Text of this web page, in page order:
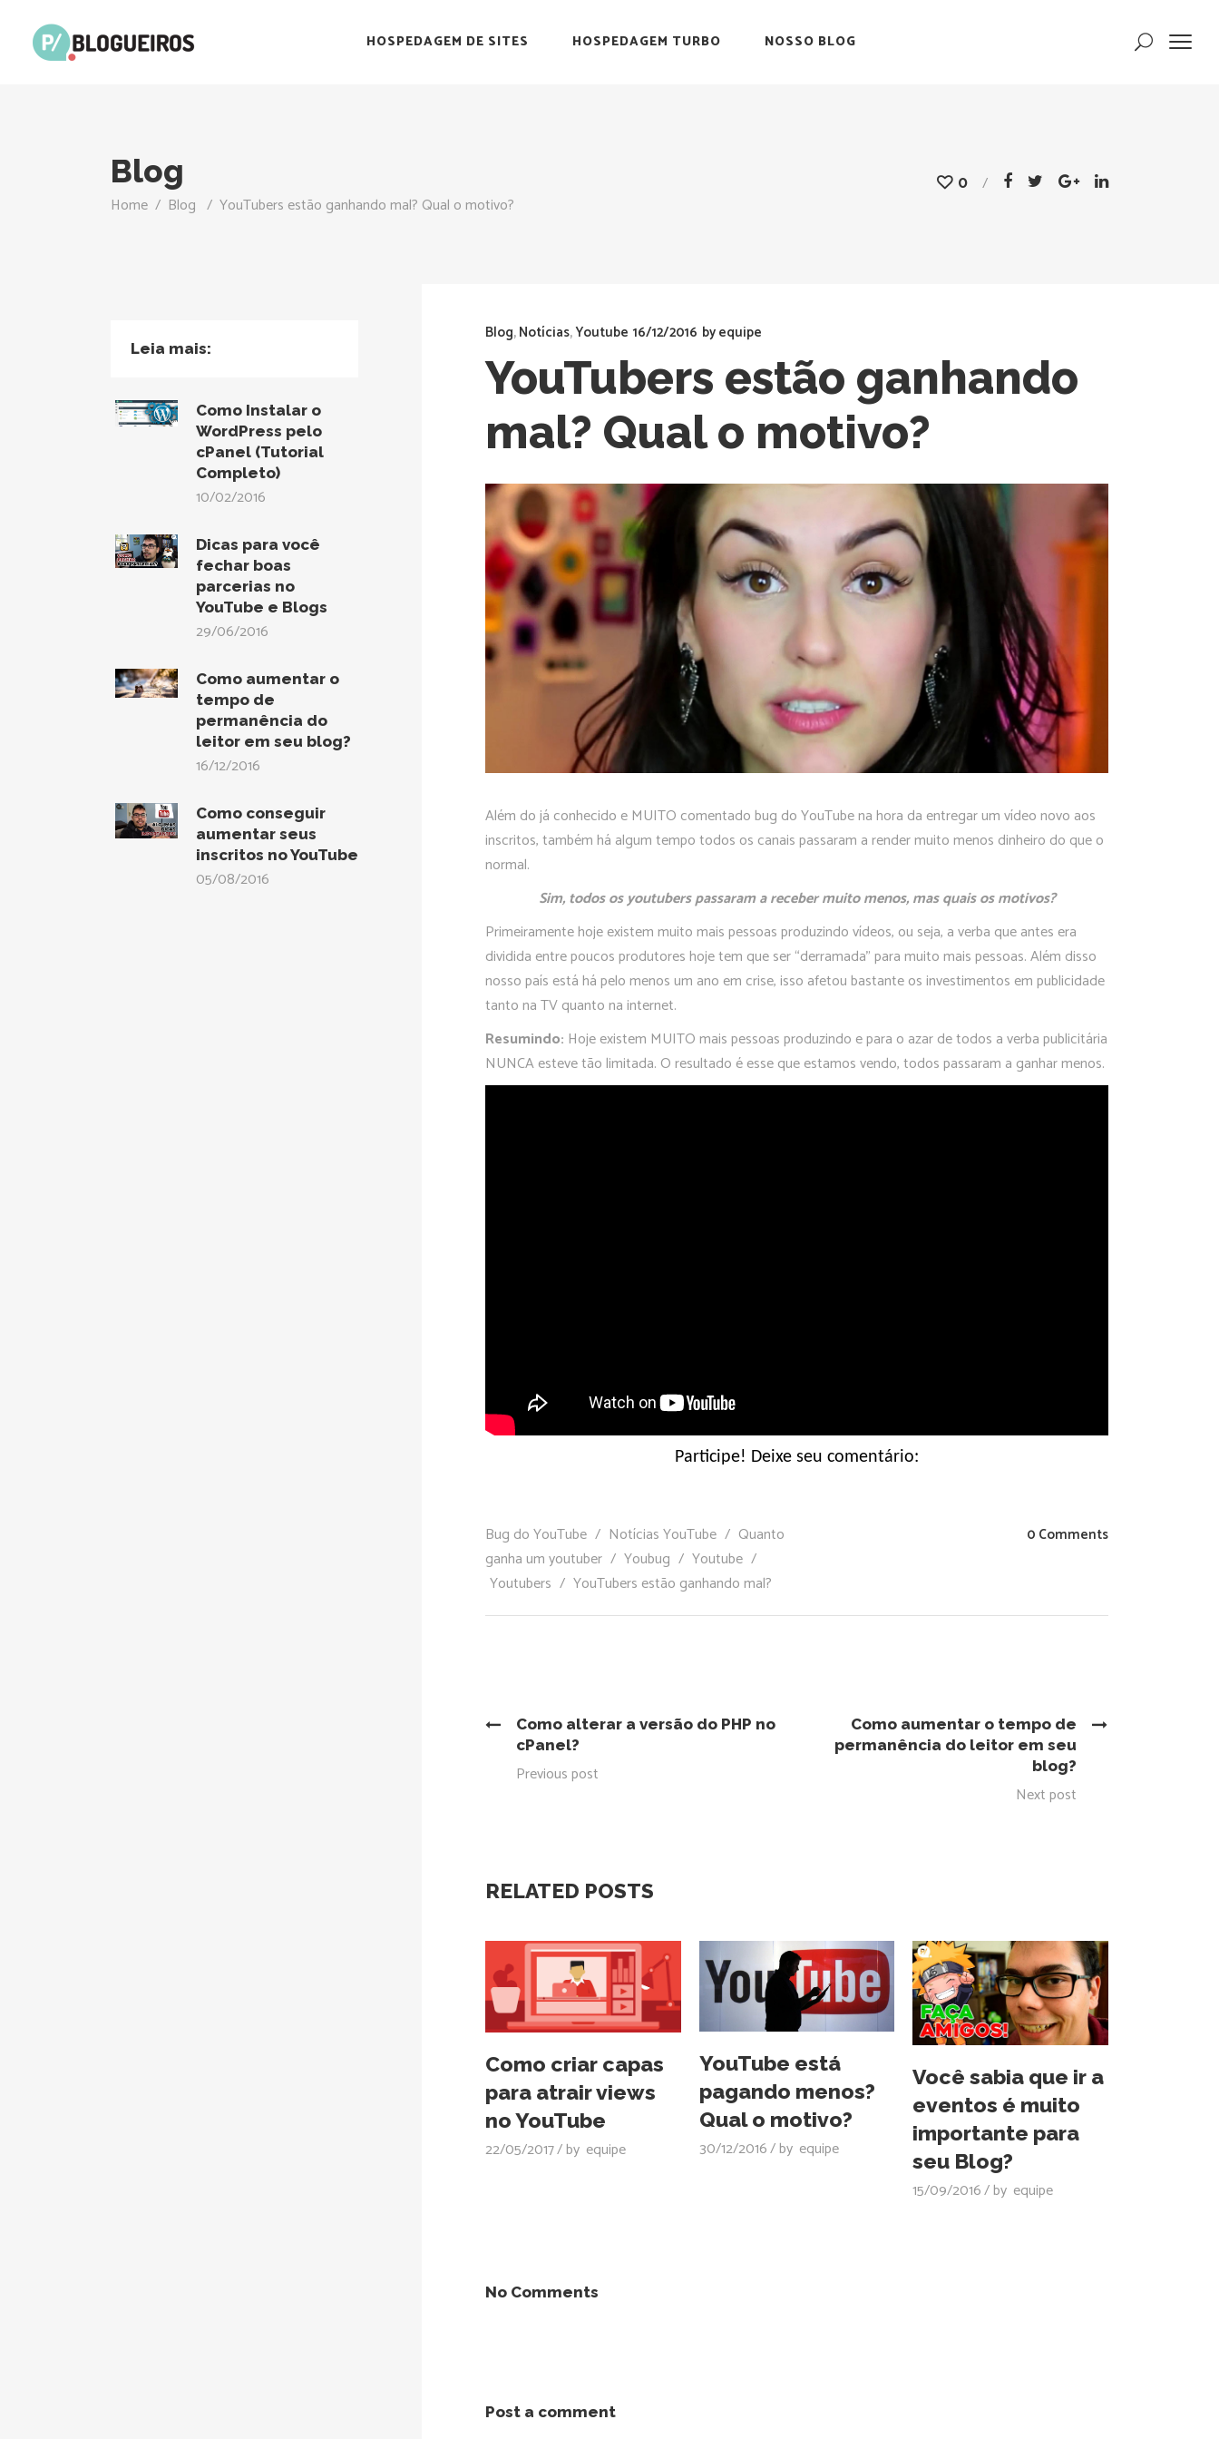
HOSPEDAGEM DE SITES HOSPEDAGEM TURBO NOSSO BLOG
Blog
Home / Blog / YouTubers estão ganhando mal? Qual o motivo?
0
Blog,Notícias,Youtube 16/12/2016 byequipe
YouTubers estão ganhando
mal? Qual o motivo?
Além do já conhecido e MUITO comentado bug do YouTube na hora da entregar um vídeo novo aos
inscritos, também há algum tempo todos os canais passaram a render muito menos dinheiro do que o
normal.
Sim, todos os youtubers passaram a receber muito menos, mas quais os motivos?
Primeiramente hoje existem muito mais pessoas produzindo vídeos, ou seja, a verba que antes era
dividida entre poucos produtores hoje tem que ser “derramada” para muito mais pessoas. Além disso
nosso país está há pelo menos um ano em crise, isso afetou bastante os investimentos em publicidade
tanto na TV quanto na internet.
Resumindo: Hoje existem MUITO mais pessoas produzindo e para o azar de todos a verba publicitária
NUNCA esteve tão limitada. O resultado é esse que estamos vendo, todos passaram a ganhar menos.
Participe! Deixe seu comentário:
Bug do YouTube / Notícias YouTube / Quanto
ganha um youtuber / Youbug / Youtube /
Youtubers / YouTubers estão ganhando mal?
0 Comments
Como alterar a versão do PHP no
cPanel?
Previous post
Como aumentar o tempo de
permanência do leitor em seu
blog?
Next post
RELATED POSTS
Como criar capas
para atrair views
no YouTube
22/05/2017 by equipe
YouTube está
pagando menos?
Qual o motivo?
30/12/2016 by equipe
Você sabia que ir a
eventos é muito
importante para
seu Blog?
15/09/2016 by equipe
No Comments
Post a comment
Leia mais:
Como Instalar o
WordPress pelo
cPanel (Tutorial
Completo)
10/02/2016
Dicas para você
fechar boas
parcerias no
YouTube e Blogs
29/06/2016
Como aumentar o
tempo de
permanência do
leitor em seu blog?
16/12/2016
Como conseguir
aumentar seus
inscritos no YouTube
05/08/2016